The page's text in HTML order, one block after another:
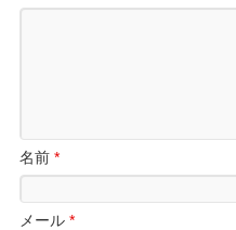
名前*
メール*